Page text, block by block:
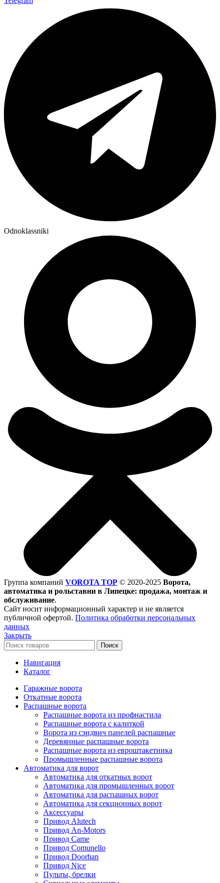
Odnoklassniki
Группа компаний VOROTA TOP © 2020-2025 Ворота,
автоматика и рольставни в Липецке: продажа, монтаж и
обслуживание.
Сайт носит информационный характер и не является
публичной офертой. Политика обработки персональных
данных
Закрыть
Поиск
Навигация
Каталог
Гаражные ворота
Откатные ворота
Распашные ворота
Распашные ворота из профнастила
Распашные ворота с калиткой
Ворота из сэндвич панелей распашные
Деревянные распашные ворота
Распашные ворота из евроштакетника
Промышленные распашные ворота
Автоматика для ворот
Автоматика для откатных ворот
Автоматика для промышленных ворот
Автоматика для распашных ворот
Автоматика для секционных ворот
Аксессуары
Привод Alutech
Привод An-Motors
Привод Came
Привод Comunello
Привод Doorhan
Привод Nice
Пульты, брелки